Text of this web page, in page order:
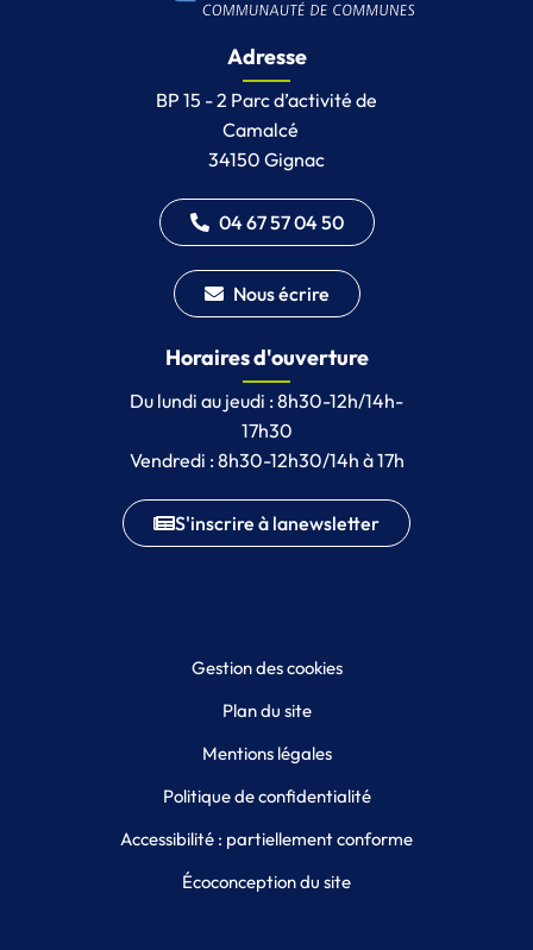
Adresse
BP 15 - 2 Parc d’activité de
Camalcé
34150 Gignac
04 67 57 04 50
Nous écrire
Horaires d'ouverture
Du lundi au jeudi : 8h30-12h/14h-
17h30
Vendredi : 8h30-12h30/14h à 17h
S'inscrire à lanewsletter
Gestion des cookies
Plan du site
Mentions légales
Politique de confidentialité
Accessibilité : partiellement conforme
Écoconception du site